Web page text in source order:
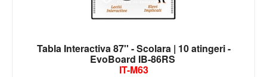
Tabla Interactiva 87'' - Scolara | 10 atingeri -
EvoBoard IB-86RS
IT-M63